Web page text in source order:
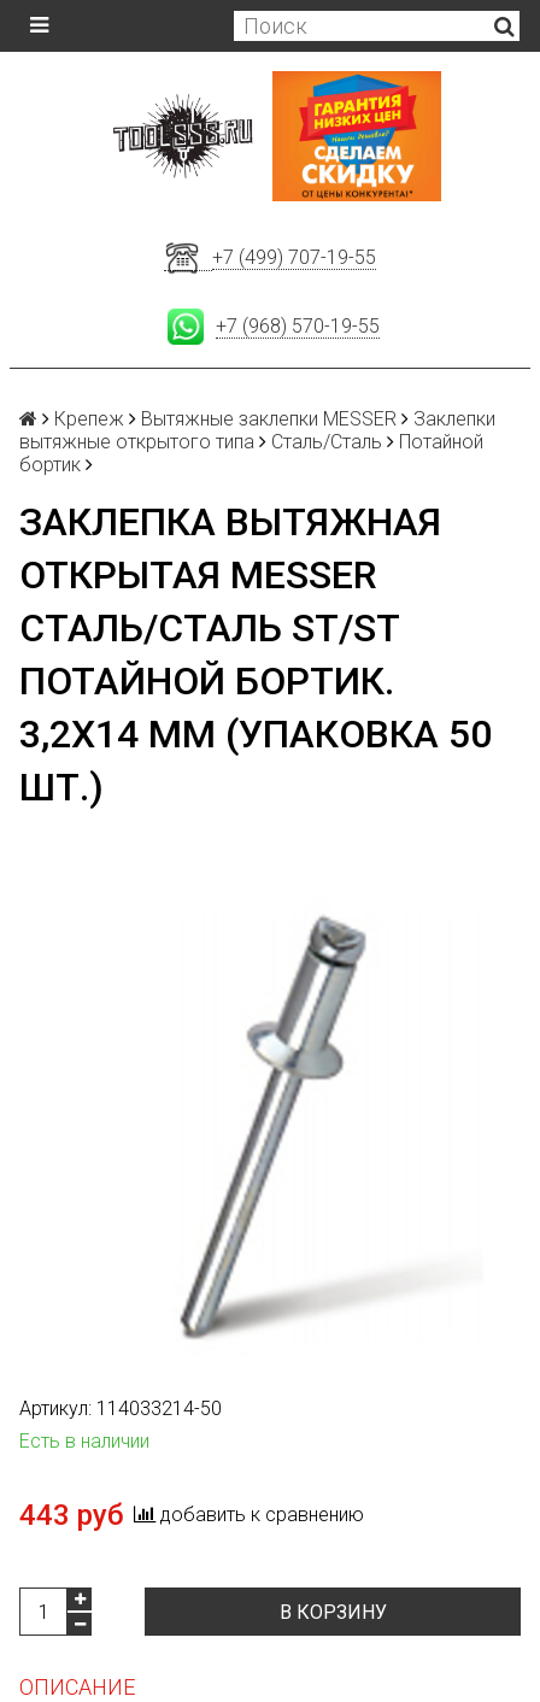
+7 (499) 707-19-55
+7 (968) 570-19-55
Крепеж Вытяжные заклепки MESSER
Заклепки
вытяжные открытого типа
Сталь/Сталь
Потайной
бортик
ЗАКЛЕПКА ВЫТЯЖНАЯ
ОТКРЫТАЯ MESSER
СТАЛЬ/СТАЛЬ ST/ST
ПОТАЙНОЙ БОРТИК.
3,2X14 ММ (УПАКОВКА 50
ШТ.)
Артикул: 114033214-50
Есть в наличии
443 руб добавить к сравнению
В КОРЗИНУ
ОПИСАНИЕ